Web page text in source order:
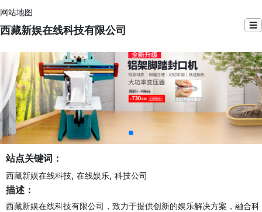
网站地图
西藏新娱在线科技有限公司 ☰
站点关键词：
西藏新娱在线科技, 在线娱乐, 科技公司
描述：
西藏新娱在线科技有限公司，致力于提供创新的娱乐解决方案，融合科